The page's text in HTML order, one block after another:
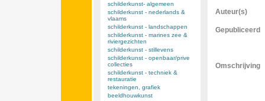
schilderkunst- algemeen
schilderkunst - nederlands &
vlaams
schilderkunst - landschappen
schilderkunst - marines zee &
riviergezichten
schilderkunst - stillevens
schilderkunst - openbaar/prive
collecties
schilderkunst - techniek &
restauratie
tekeningen, grafiek
beeldhouwkunst
Auteur(s)
Gepubliceerd
Omschrijving